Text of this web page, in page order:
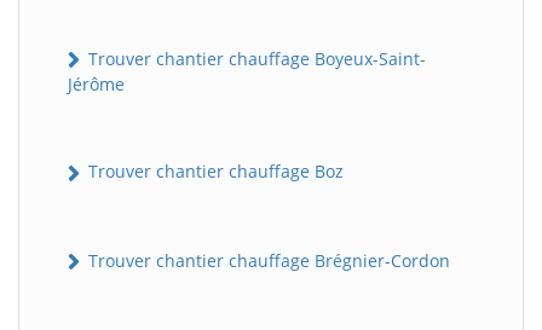
Trouver chantier chauffage Boyeux-Saint-
Jérôme
Trouver chantier chauffage Boz
Trouver chantier chauffage Brégnier-Cordon